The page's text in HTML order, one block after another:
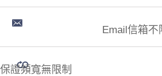
Email信箱不
保證頻寬無限制